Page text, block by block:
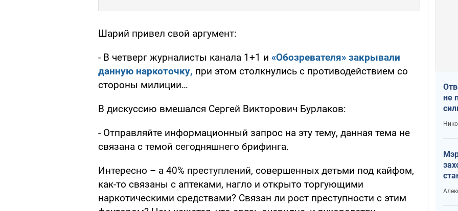
Шарий привел свой аргумент:
- В четверг журналисты канала 1+1 и «Обозревателя» закрывали
данную наркоточку, при этом столкнулись с противодействием со
стороны милиции…
В дискуссию вмешался Сергей Викторович Бурлаков:
- Отправляйте информационный запрос на эту тему, данная тема не
связана с темой сегодняшнего брифинга.
Интересно – а 40% преступлений, совершенных детьми под кайфом,
как-то связаны с аптеками, нагло и открыто торгующими
наркотическими средствами? Связан ли рост преступности с этим
не
и